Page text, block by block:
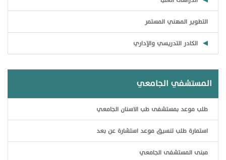
التطوير المهني المستمر
الكادر التدريسي والإداري
المستشفي الجامعي
طلب موعد بمستشفى طب الاسنان الجامعي
استمارة طلب تنسيق موعد استشارة عن بعد
مبنى المستشفى الجامعي